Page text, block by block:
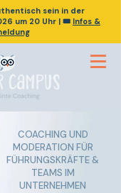
sein in der
um 20 Uhr | 🎟️ Infos &
COACHING UND
MODERATION FÜR
FÜHRUNGSKRÄFTE &
TEAMS IM
UNTERNEHMEN